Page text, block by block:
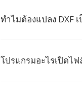
ทำไมต้องแปลง DXF เ
โปรแกรมอะไรเปิดไฟ